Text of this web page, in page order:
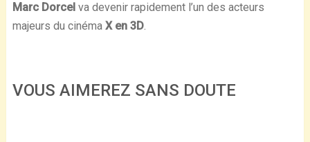
Marc Dorcel va devenir rapidement l’un des acteurs
majeurs du cinéma X en 3D.
VOUS AIMEREZ SANS DOUTE